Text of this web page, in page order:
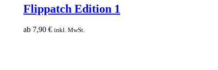
Edition
1
Flippatch Edition 1
ab 7,90 € inkl. MwSt.